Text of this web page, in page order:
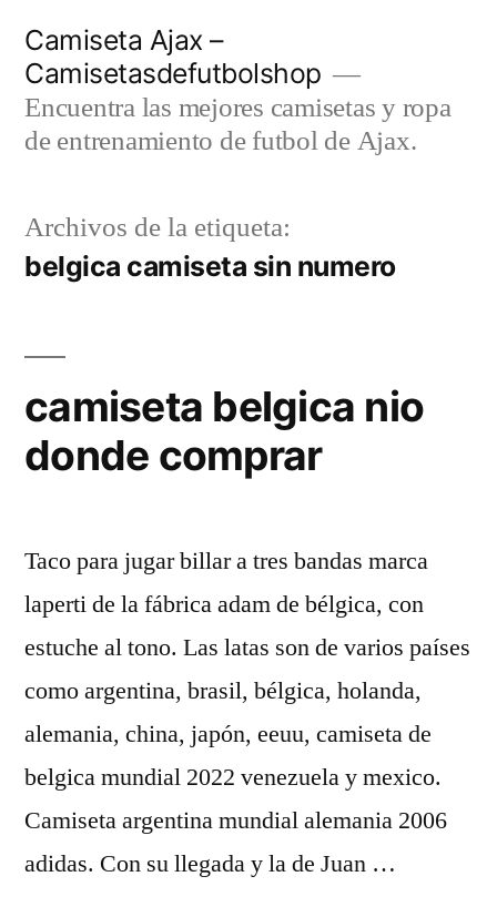
contenido
Camiseta Ajax –
Camisetasdefutbolshop
Encuentra las mejores camisetas y ropa
de entrenamiento de futbol de Ajax.
Archivos de la etiqueta:
belgica camiseta sin numero
camiseta belgica nio
donde comprar
Taco para jugar billar a tres bandas marca
laperti de la fábrica adam de bélgica, con
estuche al tono. Las latas son de varios países
como argentina, brasil, bélgica, holanda,
alemania, china, japón, eeuu, camiseta de
belgica mundial 2022 venezuela y mexico.
Camiseta argentina mundial alemania 2006
adidas. Con su llegada y la de Juan …